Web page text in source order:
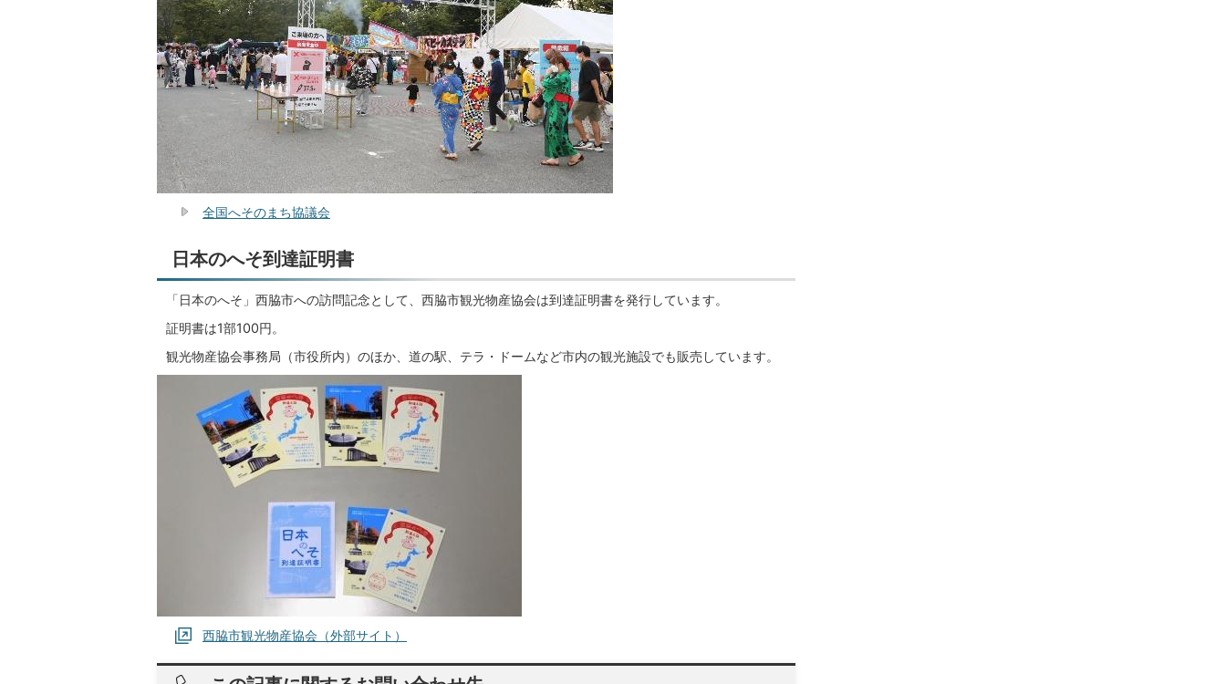
全国へそのまち協議会
日本のへそ到達証明書
「日本のへそ」西脇市への訪問記念として、西脇市観光物産協会は到達証明書を発行しています。
証明書は1部100円。
観光物産協会事務局（市役所内）のほか、道の駅、テラ・ドームなど市内の観光施設でも販売しています。
西脇市観光物産協会（外部サイト）